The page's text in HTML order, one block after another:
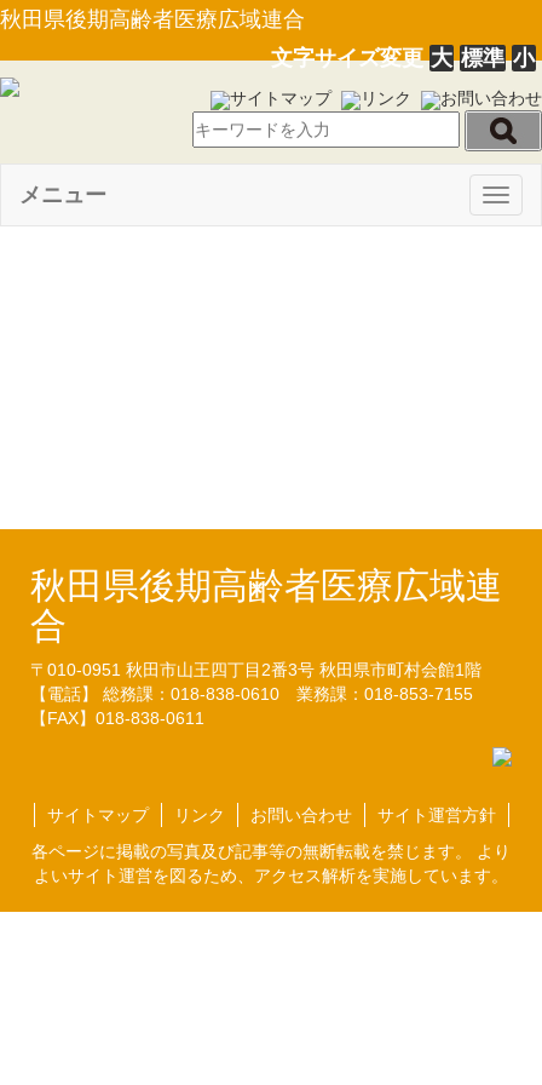
秋田県後期高齢者医療広域連合
文字サイズ変更大 標準 小
サイトマップ リンク お問い合わせ
メニュー
秋田県後期高齢者医療広域連
合
〒010-0951 秋田市山王四丁目2番3号 秋田県市町村会館1階
【電話】 総務課：018-838-0610 業務課：018-853-7155
【FAX】018-838-0611
サイトマップ リンク お問い合わせ
サイト運営方針
各ページに掲載の写真及び記事等の無断転載を禁じます。 より
よいサイト運営を図るため、アクセス解析を実施しています。